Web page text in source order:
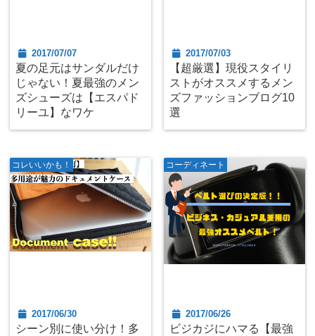
2017/07/07
夏の足元はサンダルだけ
じゃない！夏最強のメン
ズシューズは【エスパド
リーユ】なワケ
2017/07/03
【超厳選】現役スタイリ
ストがオススメするメン
ズファッションブログ10
選
コレいいかも！
2017/06/30
シーン別に使い分け！多
コーディネート
2017/06/26
ビジカジにハマる【最強